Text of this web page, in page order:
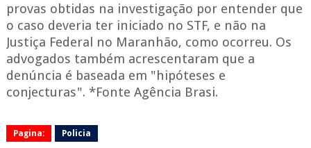
provas obtidas na investigação por entender que
o caso deveria ter iniciado no STF, e não na
Justiça Federal no Maranhão, como ocorreu. Os
advogados também acrescentaram que a
denúncia é baseada em "hipóteses e
conjecturas". *Fonte Agência Brasi.
Pagina: Policia